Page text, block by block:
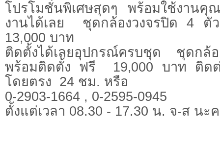
โปรโมชั่นพิเศษสุดๆ พร้อมใช้งาน
งานได้เลย ชุดกล้องวงจรปิด 4 ตั
13,000 บาท
ติดตั้งได้เลยอุปกรณ์ครบชุด ชุดก
พร้อมติดตั้ง ฟรี 19,000 บาท ติดต่
โดยตรง 24 ชม. หรือ
0-2903-1664 , 0-2595-0945
ตั้งแต่เวลา 08.30 - 17.30 น. จ-ส นะ